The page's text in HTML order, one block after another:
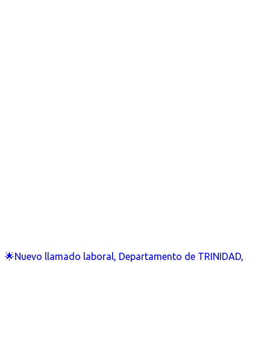
🌟Nuevo llamado laboral, Departamento de TRINIDAD,